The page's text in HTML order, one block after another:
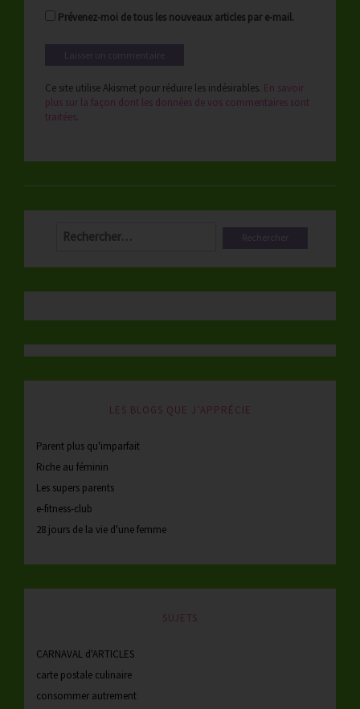
Prévenez-moi de tous les nouveaux articles par e-mail.
Ce site utilise Akismet pour réduire les indésirables. En savoir
plus sur la façon dont les données de vos commentaires sont
traitées.
Rechercher :
LES BLOGS QUE J’APPRÉCIE
Parent plus qu'imparfait
Riche au féminin
Les supers parents
e-fitness-club
28 jours de la vie d'une femme
SUJETS
CARNAVAL d'ARTICLES
carte postale culinaire
consommer autrement